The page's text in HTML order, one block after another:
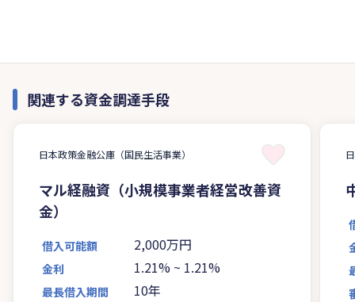
関連する資金調達手段
日本政策金融公庫（国民生活事業）
マル経融資（小規模事業者経営改善資
金）
借入可能額 2,000万円
金利 1.21% ~ 1.21%
最長借入期間 10年